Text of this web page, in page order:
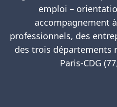
emploi –
accompagnement
professionnels, des
des trois départements
Paris-CDG